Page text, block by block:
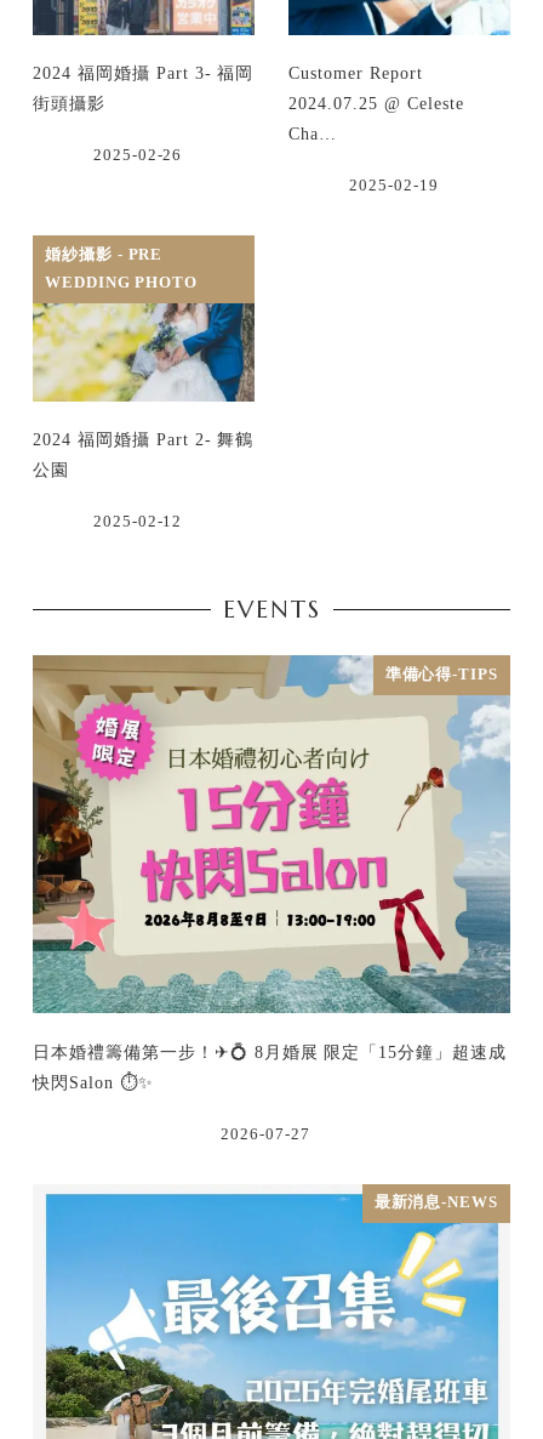
2024 福岡婚攝 Part 3- 福岡
街頭攝影
2025-02-26
Customer Report
2024.07.25 @ Celeste
Cha…
2025-02-19
婚紗攝影 - PRE
WEDDING PHOTO
2024 福岡婚攝 Part 2- 舞鶴
公園
2025-02-12
EVENTS
準備心得-TIPS
日本婚禮籌備第一步！✈💍 8月婚展 限定「15分鐘」超速成
快閃Salon ⏱️✨
2026-07-27
最新消息-NEWS